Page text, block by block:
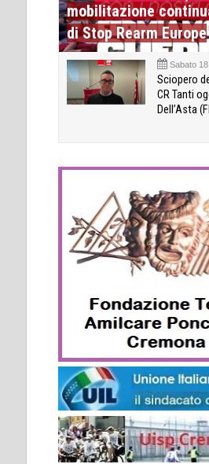
mobilitazione
di Stop Rearm Europe
Sabato
Sciopero
CR Tanti
Dell’Asta